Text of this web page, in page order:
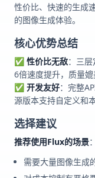
性价比、快速的生成
的图像生成体验。
核心优势总结
✅ 性价比无敌：三
6倍速度提升，质量
✅ 开发友好：完整
源版本支持自定义和
选择建议
推荐使用Flux的场景：
需要大量图像生成